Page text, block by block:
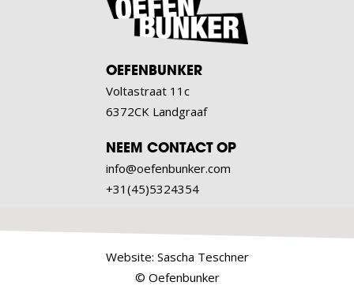
OEFENBUNKER
Voltastraat 11c
6372CK Landgraaf
NEEM CONTACT OP
info@oefenbunker.com
+31(45)5324354
Website: Sascha Teschner
© Oefenbunker